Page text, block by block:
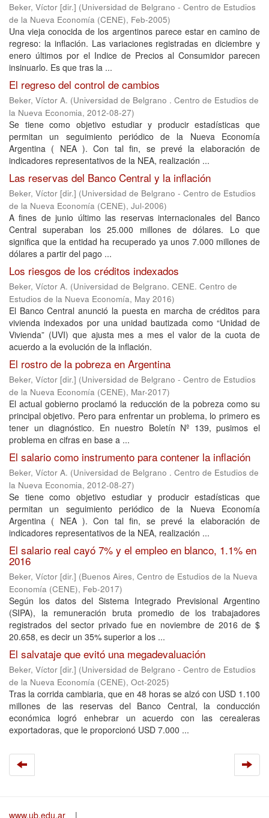
Beker, Víctor [dir.] (Universidad de Belgrano - Centro de Estudios
de la Nueva Economía (CENE), Feb-2005)
Una vieja conocida de los argentinos parece estar en camino de
regreso: la inflación. Las variaciones registradas en diciembre y
enero últimos por el Indice de Precios al Consumidor parecen
insinuarlo. Es que tras la ...
El regreso del control de cambios
Beker, Víctor A. (Universidad de Belgrano . Centro de Estudios de
la Nueva Economia, 2012-08-27)
Se tiene como objetivo estudiar y producir estadísticas que
permitan un seguimiento periódico de la Nueva Economía
Argentina ( NEA ). Con tal fin, se prevé la elaboración de
indicadores representativos de la NEA, realización ...
Las reservas del Banco Central y la inflación
Beker, Víctor [dir.] (Universidad de Belgrano - Centro de Estudios
de la Nueva Economía (CENE), Jul-2006)
A fines de junio último las reservas internacionales del Banco
Central superaban los 25.000 millones de dólares. Lo que
significa que la entidad ha recuperado ya unos 7.000 millones de
dólares a partir del pago ...
Los riesgos de los créditos indexados
Beker, Víctor A. (Universidad de Belgrano. CENE. Centro de
Estudios de la Nueva Economía, May 2016)
El Banco Central anunció la puesta en marcha de créditos para
vivienda indexados por una unidad bautizada como “Unidad de
Vivienda” (UVI) que ajusta mes a mes el valor de la cuota de
acuerdo a la evolución de la inflación.
El rostro de la pobreza en Argentina
Beker, Víctor [dir.] (Universidad de Belgrano - Centro de Estudios
de la Nueva Economía (CENE), Mar-2017)
El actual gobierno proclamó la reducción de la pobreza como su
principal objetivo. Pero para enfrentar un problema, lo primero es
tener un diagnóstico. En nuestro Boletín Nº 139, pusimos el
problema en cifras en base a ...
El salario como instrumento para contener la inflación
Beker, Víctor A. (Universidad de Belgrano . Centro de Estudios de
la Nueva Economia, 2012-08-27)
Se tiene como objetivo estudiar y producir estadísticas que
permitan un seguimiento periódico de la Nueva Economía
Argentina ( NEA ). Con tal fin, se prevé la elaboración de
indicadores representativos de la NEA, realización ...
El salario real cayó 7% y el empleo en blanco, 1.1% en
2016
Beker, Víctor [dir.] (Buenos Aires, Centro de Estudios de la Nueva
Economía (CENE), Feb-2017)
Según los datos del Sistema Integrado Previsional Argentino
(SIPA), la remuneración bruta promedio de los trabajadores
registrados del sector privado fue en noviembre de 2016 de $
20.658, es decir un 35% superior a los ...
El salvataje que evitó una megadevaluación
Beker, Víctor [dir.] (Universidad de Belgrano - Centro de Estudios
de la Nueva Economía (CENE), Oct-2025)
Tras la corrida cambiaria, que en 48 horas se alzó con USD 1.100
millones de las reservas del Banco Central, la conducción
económica logró enhebrar un acuerdo con las cerealeras
exportadoras, que le proporcionó USD 7.000 ...
www.ub.edu.ar |